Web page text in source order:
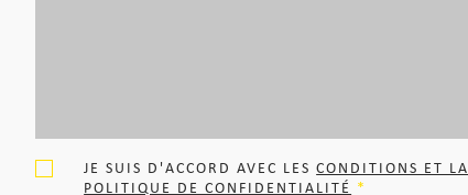
JE SUIS D'ACCORD AVEC LESCONDITIONS ET LA
POLITIQUE DE CONFIDENTIALITÉ *